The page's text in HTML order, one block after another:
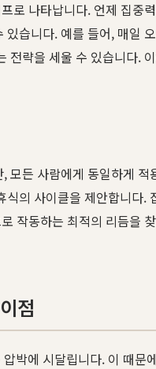
나타납니다. 언제 집
습니다. 예를 들어, 매일
략을 세울 수 있습니다
든 사람에게 동일하게
의 사이클을 제안합니
작동하는 최적의 리듬을
점
박에 시달립니다. 이 때